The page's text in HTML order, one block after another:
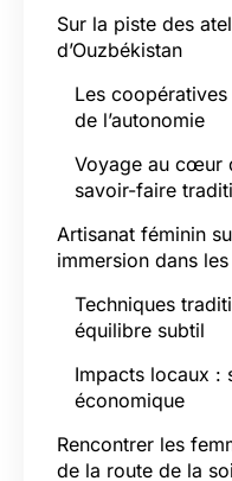
Sur la piste des
d’Ouzbékistan
Les
de l’autonomie
Voyage au cœur
savoir-faire
Artisanat féminin
immersion dans
Techniques
équilibre subtil
Impacts locaux :
économique
Rencontrer les
de la route de la